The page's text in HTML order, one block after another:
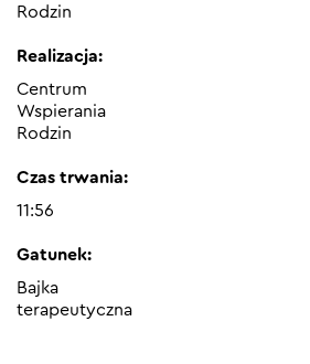
Rodzin
Realizacja:
Centrum
Wspierania
Rodzin
Czas trwania:
11:56
Gatunek:
Bajka
terapeutyczna